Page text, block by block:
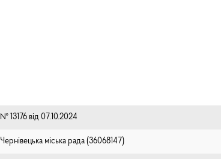
№ 13176 від 07.10.2024
Чернівецька міська рада (⁨36068147⁩)